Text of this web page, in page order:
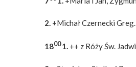
2. +Michał Czernecki
1800 1. ++ z Róży Św.